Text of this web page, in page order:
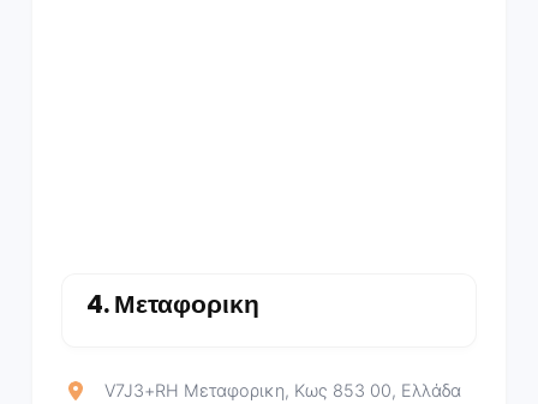
4.Μεταφορικη
V7J3+RH Μεταφορικη, Κως 853 00, Ελλάδα